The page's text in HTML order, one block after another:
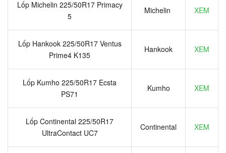
Lốp Michelin 225/50R17 Primacy
5
Michelin XEM
Lốp Hankook 225/50R17 Ventus
Prime4 K135
Hankook XEM
Lốp Kumho 225/50R17 Ecsta
PS71
Kumho XEM
Lốp Continental 225/50R17
UltraContact UC7
Continental XEM